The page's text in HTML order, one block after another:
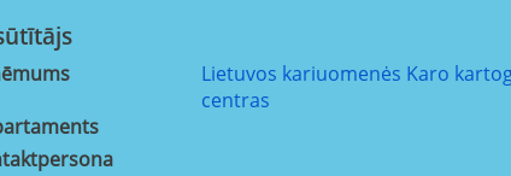
Lietuvos kariuomenės Karo
centras